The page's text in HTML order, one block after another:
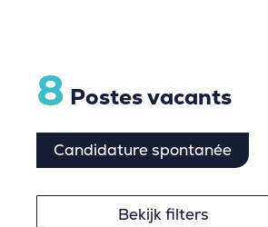
8 Postes vacants
Candidature spontanée
Bekijk filters